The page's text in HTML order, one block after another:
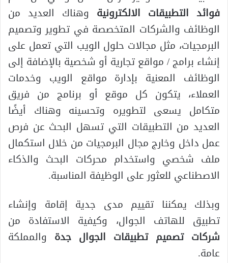
فوائد التطبيقات الالكترونية وهناك العديد من
الوظائف والشركات المتخصصة في تطوير وتصميم
البرمجيات، مثل مجالات حلول الويب التي تعمل على
إنشاء برامج / مواقع تجارية أو شخصية بالإضافة إلى
الوظائف المعنية بإدارة مواقع الويب وخدمات
العملاء، يتكون كل موقع أو برنامج من فريق
متكامل يسعى لتطويره وتحسينه وهناك أيضًا
العديد من التطبيقات التي تسهل البحث عن فرص
عمل داخل وخارج مجال البرمجيات من خلال استكمال
ملف شخصي واستخدام محركات البحث والذكاء
الاصطناعي للعثور على الوظيفة المناسبة.
وبذلك يمكننا تقييم مدى جدية إقامة وإنشاء
تطبيق للهاتف الجوال، وكيفية الاستفادة من
شركات تصميم تطبيقات الجوال جدة والمملكة
عامة.